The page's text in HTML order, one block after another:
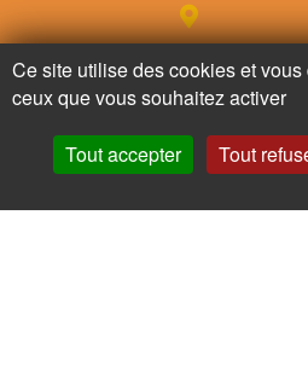
Adresse
Appelez nous
Ne ratez
Ce site utilise des cookies et
ceux que vous souhaitez activer
Tout accepter Tout